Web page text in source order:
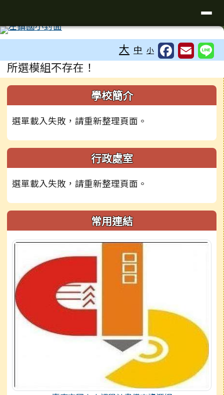
臺南市左鎮區左鎮國民小學全球資
大 中 小
主內容區域
所選模組不存在！
左邊區域內容 學校簡介
選單載入失敗，請重新整理頁面。
行政處室
選單載入失敗，請重新整理頁面。
常用連結
頁尾區域